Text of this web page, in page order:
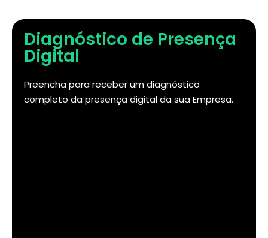
Diagnóstico de Presença
Digital
Preencha para receber um diagnóstico
completo da presença digital da sua Empresa.